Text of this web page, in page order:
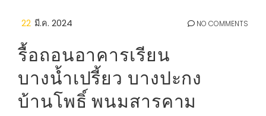
22 มี.ค. 2024 NO COMMENTS
รื้อถอนอาคารเรียน
บางน้ำเปรี้ยว บางปะกง
บ้านโพธิ์ พนมสารคาม